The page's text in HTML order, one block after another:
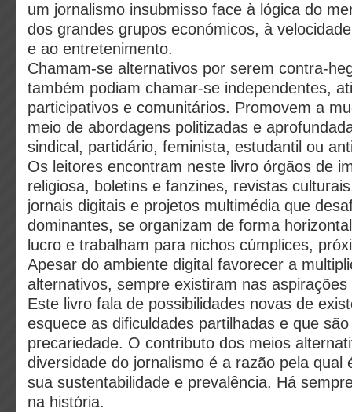
um jornalismo insubmisso face à lógica do
dos grandes grupos económicos, à
e ao entretenimento.
Chamam-se alternativos por serem contra-
também podiam chamar-se independentes,
participativos e comunitários. Promovem a
meio de abordagens politizadas e
sindical, partidário, feminista, estudantil ou
Os leitores encontram neste livro órgãos de
religiosa, boletins e fanzines, revistas
jornais digitais e projetos multimédia que
dominantes, se organizam de forma
lucro e trabalham para nichos cúmplices,
Apesar do ambiente digital favorecer a
alternativos, sempre existiram nas aspirações
Este livro fala de possibilidades novas de
esquece as dificuldades partilhadas e que
precariedade. O contributo dos meios
diversidade do jornalismo é a razão pela qual
sua sustentabilidade e prevalência. Há
na história.